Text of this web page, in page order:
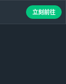
立刻前往